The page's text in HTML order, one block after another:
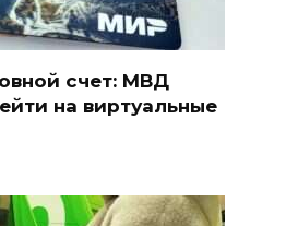
счет: МВД
на виртуальные